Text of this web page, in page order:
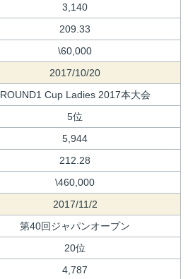
3,140
209.33
\60,000
2017/10/20
ROUND1 Cup Ladies 2017本大会
5位
5,944
212.28
\460,000
2017/11/2
第40回ジャパンオープン
20位
4,787